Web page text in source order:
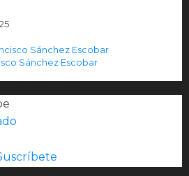
Sánchez Escobar